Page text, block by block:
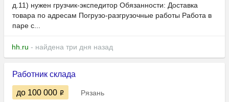
д.11) нужен грузчик-экспедитор Обязанности: Доставка
товара по адресам Погрузо-разгрузочные работы Работа в
паре с...
hh.ru - найдена три дня назад
Работник склада
до 100 000
Рязань